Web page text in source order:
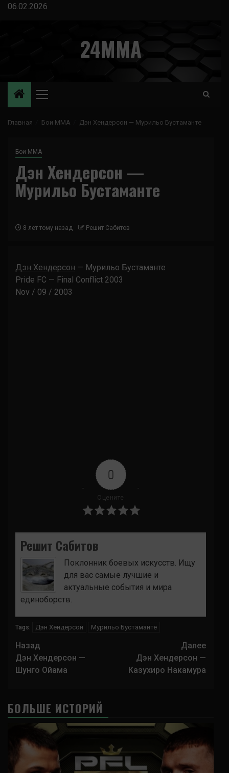
Перейти
06.02.2026
24MMA
Основное
Главная Бои ММА Дэн Хендерсон — Мурильо Бустаманте
Бои ММА
Дэн Хендерсон —
Мурильо Бустаманте
8 лет тому назад Решит Сабитов
Дэн Хендерсон — Мурильо Бустаманте
Pride FC — Final Conflict 2003
Nov / 09 / 2003
0
Оцените
Решит Сабитов
Поклонник боевых искусств. Ищу
для вас самые лучшие и
актуальные события и мира
единоборств.
Tags: Дэн Хендерсон Мурильо Бустаманте
Навигация
записи
Назад
Дэн Хендерсон —
Шунго Ойама
Далее
Дэн Хендерсон —
Казухиро Накамура
БОЛЬШЕ ИСТОРИЙ